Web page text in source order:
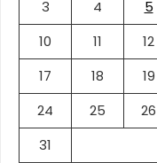
3
4 5
10
11 12
17
18 19
24
25 26
31